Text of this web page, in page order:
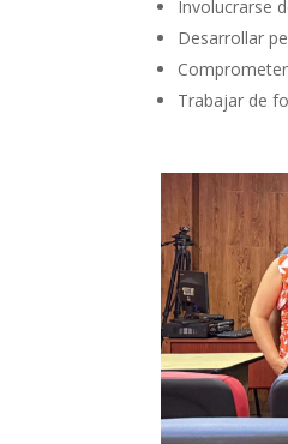
Involucrarse
Desarrollar
Trabajar de